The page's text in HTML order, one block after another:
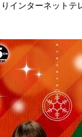
インターネット